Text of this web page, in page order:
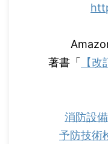
著書「 【
消防設
予防技術